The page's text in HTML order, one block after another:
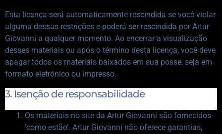
Esta licença será automaticamente rescindida se você violar
alguma dessas restrições e poderá ser rescindida por Artur
Giovanni a qualquer momento. Ao encerrar a visualização
desses materiais ou após o término desta licença, você deve
apagar todos os materiais baixados em sua posse, seja em
formato eletrónico ou impresso.
3. Isenção de responsabilidade
Os materiais no site da Artur Giovanni são fornecidos
‘como estão’. Artur Giovanni não oferece garantias,